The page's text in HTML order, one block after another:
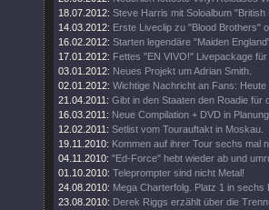
18.07.2012: Steve Harris mit Soloalbum "British
14.03.2012: Erste Liveclip zu "Blood Brothers"
16.02.2012: Starten legendäre "Maiden
17.01.2012: Fettes "EN VIVO!" Livepackage
03.01.2012: Neues Projekt um Adrian Smith.
02.01.2012: Wichtige Nachricht an Fans: Heute
21.04.2011: Gibt in den Staaten den Roadie für
16.03.2011: Neue Compilation + DVD in
12.02.2011: Setlist vom Tourauftakt in Moskau.
19.11.2010: Kommen auf ihrer Tour sechs mal
04.11.2010: "Ed-Force" hebt wieder ab und
01.10.2010: Teleprompter sind nicht Metal!
24.08.2010: Mega Charterfolg. Platz 1 in sechs
23.08.2010: Derek Riggs erzählt über die